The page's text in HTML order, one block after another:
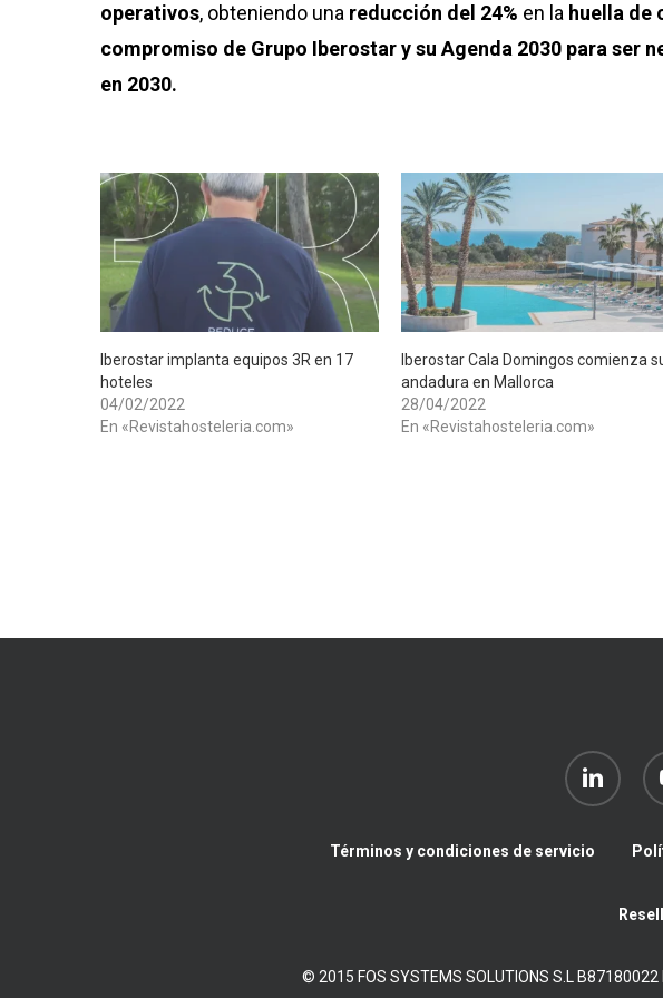
operativos, obteniendo una reducción del 24% en la huella de
compromiso de Grupo Iberostar y su Agenda 2030 para ser
en 2030.
Iberostar implanta equipos 3R en 17
hoteles
04/02/2022
En «Revistahosteleria.com»
​Iberostar Cala Domingos comienza
andadura en Mallorca
28/04/2022
En «Revistahosteleria.com»
linkedin
Términos y condiciones de servicio
© 2015 FOS SYSTEMS SOLUTIONS S.L